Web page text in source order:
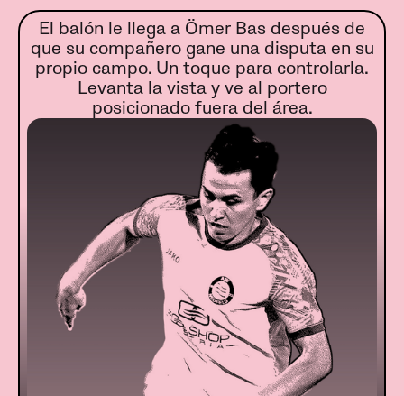
El balón le llega a Ömer Bas después de
que su compañero gane una disputa en su
propio campo. Un toque para controlarla.
Levanta la vista y ve al portero
posicionado fuera del área.